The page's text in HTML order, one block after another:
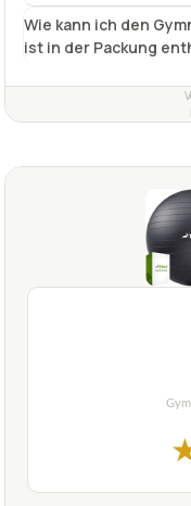
Wie kann ich den
ist in der Packung